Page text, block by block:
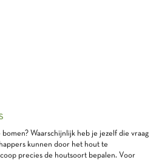
Waarschijnlijk heb je jezelf die vraag
kunnen door het hout te
precies de houtsoort bepalen. Voor